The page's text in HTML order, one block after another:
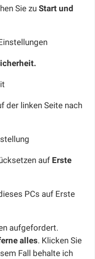
Sie zu Start und
der linken Seite nach
auf Erste
PCs auf Erste
aufgefordert.
alles. Klicken Sie
Fall behalte ich